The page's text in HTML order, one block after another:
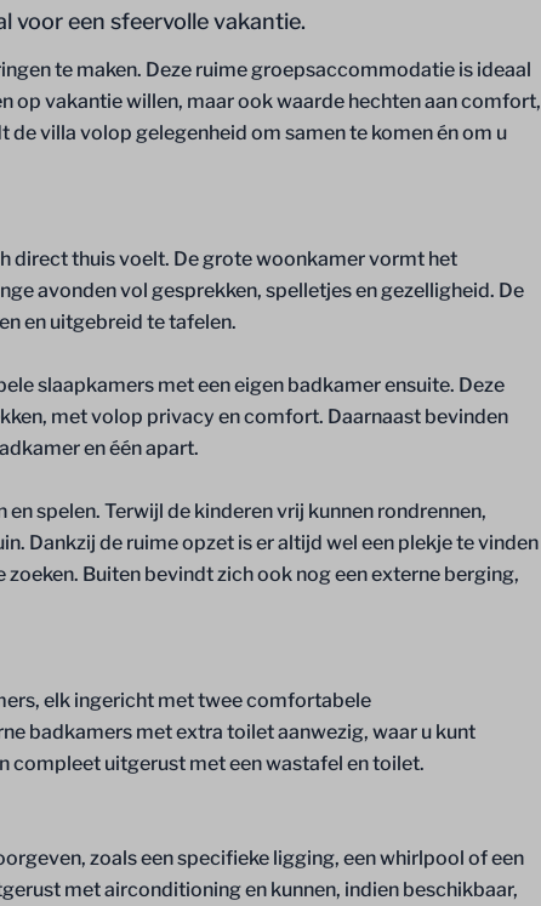
op de begane grond:
Sanitair
Toilet
Buiten
Tuin
Openslaande deuren naar het
terras
voor een sfeervolle vakantie.
te maken. Deze ruime groepsaccommodatie is ideaal
op vakantie willen, maar ook waarde hechten aan comfort,
villa volop gelegenheid om samen te komen én om u
direct thuis voelt. De grote woonkamer vormt het
avonden vol gesprekken, spelletjes en gezelligheid. De
en uitgebreid te tafelen.
slaapkamers met een eigen badkamer ensuite. Deze
met volop privacy en comfort. Daarnaast bevinden
en één apart.
spelen. Terwijl de kinderen vrij kunnen rondrennen,
Dankzij de ruime opzet is er altijd wel een plekje te vinden
Buiten bevindt zich ook nog een externe berging,
elk ingericht met twee comfortabele
badkamers met extra toilet aanwezig, waar u kunt
compleet uitgerust met een wastafel en toilet.
zoals een specifieke ligging, een whirlpool of een
met airconditioning en kunnen, indien beschikbaar,